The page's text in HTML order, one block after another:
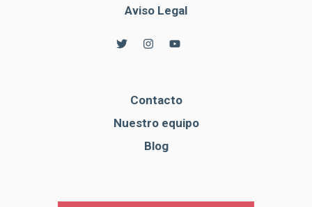
Aviso Legal
Contacto
Nuestro equipo
Blog